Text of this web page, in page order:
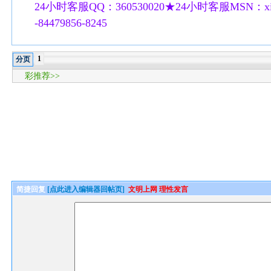
24小时客服QQ：360530020★24小时客服MSN
-84479856-8245
分页 1
彩推荐>>
简捷回复 [点此进入编辑器回帖页] 文明上网 理性发言